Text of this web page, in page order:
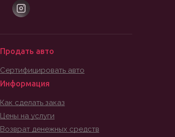
Продать авто
Сертифицировать авто
Информация
Как сделать заказ
Цены на услуги
Возврат денежных средств